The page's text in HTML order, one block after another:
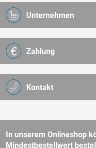
Kontakt
Unternehmen
Zahlung
In unserem Onlineshop
Mindestbestellwert